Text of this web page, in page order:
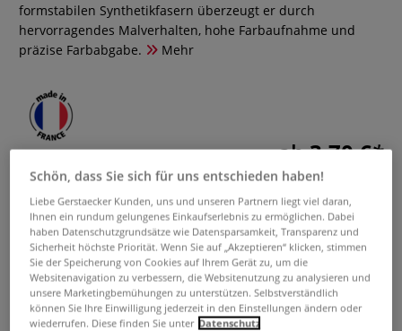
formstabilen Synthetikfasern überzeugt er durch
hervorragendes Malverhalten, hohe Farbaufnahme und
präzise Farbabgabe.
Mehr
ab3,70 €
inklusive 19% bzw. 7% MwSt,
ggf. zuzüglichVersandkosten
Produkt bestellen
Das könnte Sie auch interessieren
Schön, dass Sie sich für uns entschieden haben!
Liebe Gerstaecker Kunden, uns und unseren Partnern liegt viel daran,
Ihnen ein rundum gelungenes Einkaufserlebnis zu ermöglichen. Dabei
haben Datenschutzgrundsätze wie Datensparsamkeit, Transparenz und
Sicherheit höchste Priorität. Wenn Sie auf „Akzeptieren“ klicken, stimmen
Sie der Speicherung von Cookies auf Ihrem Gerät zu, um die
Websitenavigation zu verbessern, die Websitenutzung zu analysieren und
unsere Marketingbemühungen zu unterstützen. Selbstverständlich
können Sie Ihre Einwilligung jederzeit in den Einstellungen ändern oder
wiederrufen. Diese finden Sie unter Datenschutz